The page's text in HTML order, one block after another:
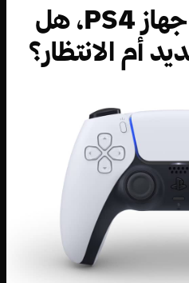
إذا كنت تملك جهاز PS4، هل
أم الانتظار؟